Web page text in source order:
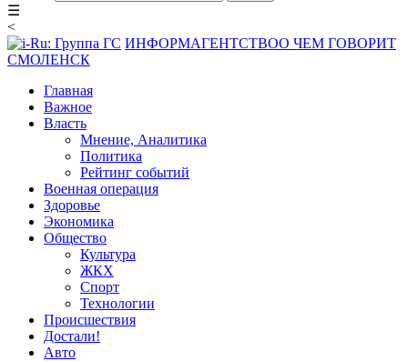
☰
<
ИНФОРМАГЕНТСТВОО ЧЕМ ГОВОРИТ
СМОЛЕНСК
Главная
Важное
Власть
Мнение, Аналитика
Политика
Рейтинг событий
Военная операция
Здоровье
Экономика
Общество
Культура
ЖКХ
Спорт
Технологии
Происшествия
Достали!
Авто